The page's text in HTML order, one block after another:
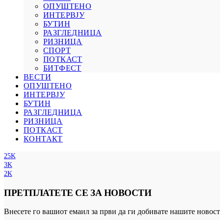
ОПУШТЕНО
ИНТЕРВЈУ
БУТИН
РАЗГЛЕДНИЦА
РИЗНИЦА
СПОРТ
ПОТКАСТ
БИТФЕСТ
ВЕСТИ
ОПУШТЕНО
ИНТЕРВЈУ
БУТИН
РАЗГЛЕДНИЦА
РИЗНИЦА
ПОТКАСТ
КОНТАКТ
25K
3K
2K
ПРЕТПЛАТЕТЕ СЕ ЗА НОВОСТИ
Внесете го вашиот емаил за први да ги добивате нашите